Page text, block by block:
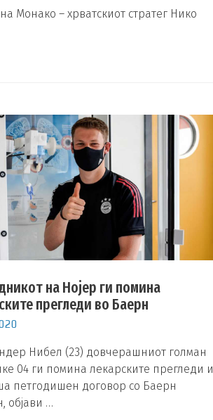
Монако – хрватскиот стратег Нико
на Нојер ги помина
прегледи во Баерн
Нибел (23) довчерашниот голман
04 ги помина лекарските прегледи и
петгодишен договор со Баерн
објави …